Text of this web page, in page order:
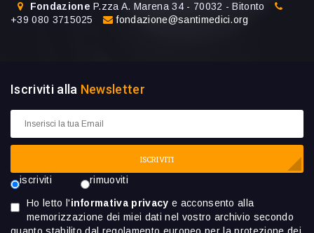
Fondazione P.zza A. Marena 34 - 70032 - Bitonto
+39 080 3715025
fondazione@santimedici.org
Iscriviti alla Newsletter
ISCRIVITI
iscriviti rimuoviti
Ho letto l'informativa privacy e acconsento alla
memorizzazione dei miei dati nel vostro archivio secondo